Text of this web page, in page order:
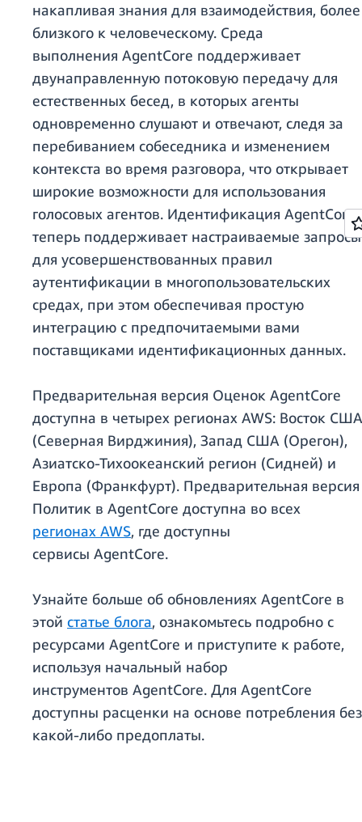
накапливая знания для взаимодействия, более
близкого к человеческому. Среда
выполнения AgentCore поддерживает
двунаправленную потоковую передачу для
естественных бесед, в которых агенты
одновременно слушают и отвечают, следя за
перебиванием собеседника и изменением
контекста во время разговора, что открывает
широкие возможности для использования
голосовых агентов. Идентификация AgentCore
теперь поддерживает настраиваемые запросы
для усовершенствованных правил
аутентификации в многопользовательских
средах, при этом обеспечивая простую
интеграцию с предпочитаемыми вами
поставщиками идентификационных данных.
Предварительная версия Оценок AgentCore
доступна в четырех регионах AWS: Восток США
(Северная Вирджиния), Запад США (Орегон),
Азиатско-Тихоокеанский регион (Сидней) и
Европа (Франкфурт). Предварительная версия
Политик в AgentCore доступна во всех
регионах AWS, где доступны
сервисы AgentCore.
Узнайте больше об обновлениях AgentCore в
этой статье блога, ознакомьтесь подробно с
ресурсами AgentCore и приступите к работе,
используя начальный набор
инструментов AgentCore. Для AgentCore
доступны расценки на основе потребления без
какой-либо предоплаты.